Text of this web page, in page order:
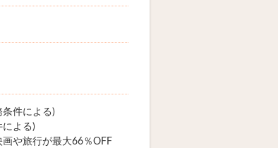
条件による)
による)
画や旅行が最大66％OFF